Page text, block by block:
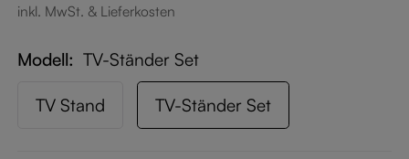
inkl. MwSt. & Lieferkosten
Modell TV-Ständer Set
TV Stand TV-Ständer Set